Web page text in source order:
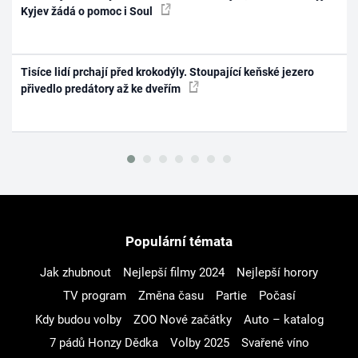
Kyjev žádá o pomoc i Soul
Tisíce lidí prchají před krokodýly. Stoupající keňské jezero
přivedlo predátory až ke dveřím
Populární témata
Jak zhubnout Nejlepší filmy 2024
Nejlepší horory
TV program
Změna času Partie
Počasí
Kdy budou volby
ZOO Nové začátky
Auto – katalog
7 pádů Honzy Dědka
Volby 2025
Svařené víno